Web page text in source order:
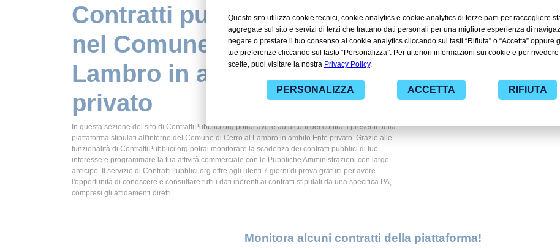
Contratti pubblici stipulati
nel Comune di Cerro al
Lambro in ambito Ente
privato
In questa sezione del sito di ContrattiPubblici.org potrai avere ad alcuni dei contratti presenti nella
piattaforma stipulati all'interno del Comune di Cerro al Lambro in ambito Ente privato. Grazie alle
funzionalità di ContrattiPubblici.org potrai monitorare la scadenza dei contratti pubblici di tuo
interesse e programmare la tua attività commerciale con le Pubbliche Amministrazioni con largo
anticipo. Il servizio di ContrattiPubblici.org offre agli utenti 7 giorni di prova gratuiti per avere
l'opportunità di conoscere e consultare tutti i dati inerenti ai contratti stipulati da una specifica PA,
compresi gli affidamenti diretti.
Monitora alcuni contratti della piattaforma!